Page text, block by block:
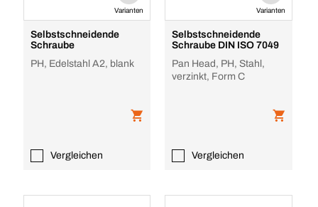
Varianten
Selbstschneidende
Schraube
PH, Edelstahl A2, blank
Vergleichen
Varianten
Selbstschneidende
Schraube DIN ISO 7049
Pan Head, PH, Stahl,
verzinkt, Form C
Vergleichen